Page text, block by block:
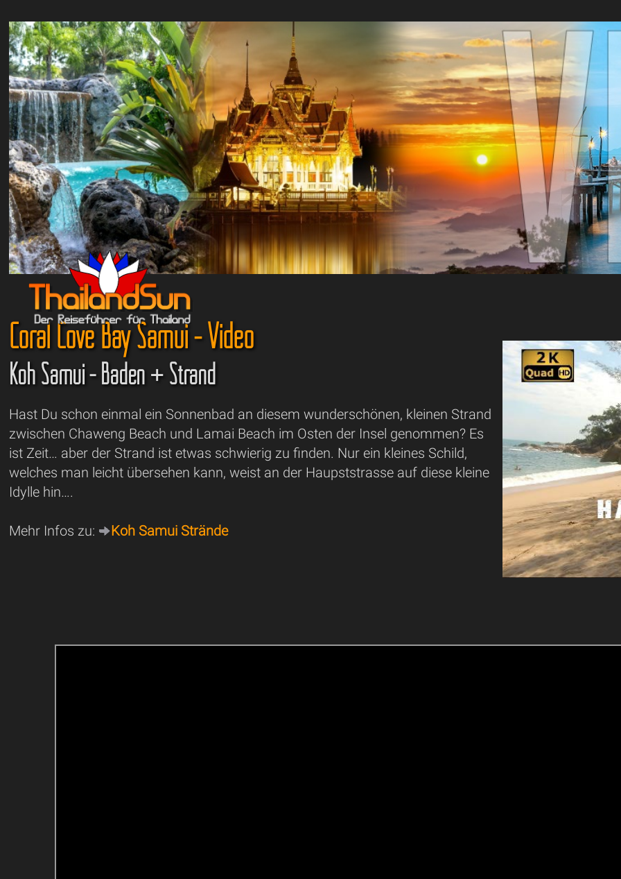
Coral Cove Bay Samui - Video
Koh Samui - Baden + Strand
Hast Du schon einmal ein Sonnenbad an diesem wunderschönen, kleinen Strand
zwischen Chaweng Beach und Lamai Beach im Osten der Insel genommen? Es
ist Zeit… aber der Strand ist etwas schwierig zu finden. Nur ein kleines Schild,
welches man leicht übersehen kann, weist an der Haupststrasse auf diese kleine
Idylle hin….
Mehr Infos zu: Koh Samui Strände